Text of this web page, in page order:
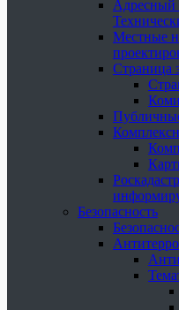
Адресный
Местные
Страница
Безопасность